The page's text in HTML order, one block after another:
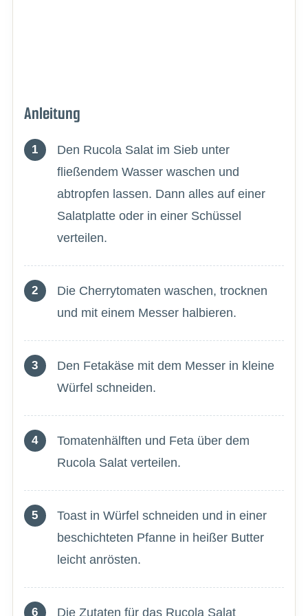
Anleitung
Den Rucola Salat im Sieb unter
fließendem Wasser waschen und
abtropfen lassen. Dann alles auf einer
Salatplatte oder in einer Schüssel
verteilen.
Die Cherrytomaten waschen, trocknen
und mit einem Messer halbieren.
Den Fetakäse mit dem Messer in kleine
Würfel schneiden.
Tomatenhälften und Feta über dem
Rucola Salat verteilen.
Toast in Würfel schneiden und in einer
beschichteten Pfanne in heißer Butter
leicht anrösten.
Die Zutaten für das Rucola Salat